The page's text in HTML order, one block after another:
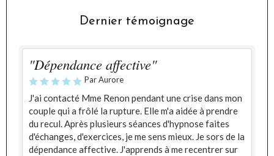
Dernier témoignage
"Dépendance affective"
Par Aurore
J'ai contacté Mme Renon pendant une crise dans mon
couple qui a frôlé la rupture. Elle m'a aidée à prendre
du recul. Après plusieurs séances d'hypnose faites
d'échanges, d'exercices, je me sens mieux. Je sors de la
dépendance affective. J'apprends à me recentrer sur